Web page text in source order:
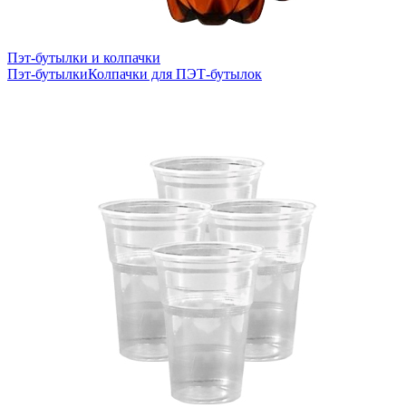
Пэт-бутылки и колпачки
Пэт-бутылкиКолпачки для ПЭТ-бутылок